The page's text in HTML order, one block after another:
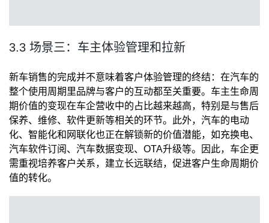
3.3 场景三：车主体验管理和拉新
新车销售的完成并不意味着客户体验管理的终结：在汽车的
整个使用周期里品牌与客户的互动都至关重要。车主生命周
期价值的变现在车企营收中的占比越来越高，特别是与售后
保养、维修、软件更新等相关的环节。此外，汽车的电动
化、智能化和网联化也正在解锁新的价值潜能，如充换电、
汽车软件订阅、汽车数据变现、OTA升级等。因此，车企更
需重视培养客户关系，建立长远联结，促进客户生命周期价
值的转化。